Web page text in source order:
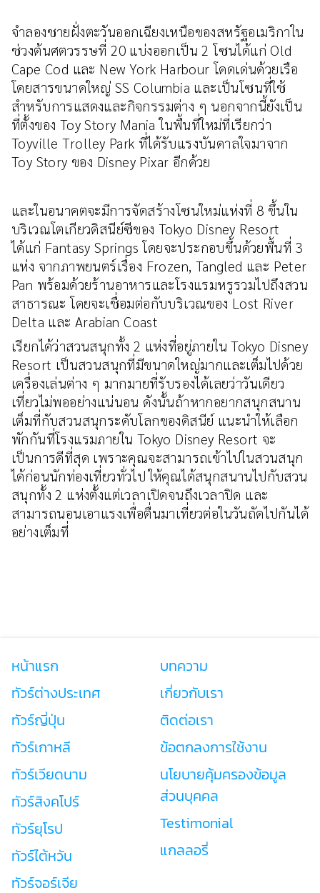
จำลองชายฝั่งตะวันออกเฉียงเหนือของสหรัฐอเมริกาใน
ช่วงต้นศตวรรษที่ 20 แบ่งออกเป็น 2 โซนได้แก่ Old
Cape Cod และ New York Harbour โดดเด่นด้วยเรือ
โดยสารขนาดใหญ่ SS Columbia และเป็นโซนที่ใช้
สำหรับการแสดงและกิจกรรมต่าง ๆ นอกจากนี้ยังเป็น
ที่ตั้งของ Toy Story Mania ในพื้นที่ใหม่ที่เรียกว่า
Toyville Trolley Park ที่ได้รับแรงบันดาลใจมาจาก
Toy Story ของ Disney Pixar อีกด้วย
และในอนาคตจะมีการจัดสร้างโซนใหม่แห่งที่ 8 ขึ้นใน
บริเวณโตเกียวดิสนีย์ซีของ Tokyo Disney Resort
ได้แก่ Fantasy Springs โดยจะประกอบขึ้นด้วยพื้นที่ 3
แห่ง จากภาพยนตร์เรื่อง Frozen, Tangled และ Peter
Pan พร้อมด้วยร้านอาหารและโรงแรมหรูรวมไปถึงสวน
สาธารณะ โดยจะเชื่อมต่อกับบริเวณของ Lost River
Delta และ Arabian Coast
เรียกได้ว่าสวนสนุกทั้ง 2 แห่งที่อยู่ภายใน Tokyo Disney
Resort เป็นสวนสนุกที่มีขนาดใหญ่มากและเต็มไปด้วย
เครื่องเล่นต่าง ๆ มากมายที่รับรองได้เลยว่าวันเดียว
เที่ยวไม่พออย่างแน่นอน ดังนั้นถ้าหากอยากสนุกสนาน
เต็มที่กับสวนสนุกระดับโลกของดิสนีย์ แนะนำให้เลือก
พักกันที่โรงแรมภายใน Tokyo Disney Resort จะ
เป็นการดีที่สุด เพราะคุณจะสามารถเข้าไปในสวนสนุก
ได้ก่อนนักท่องเที่ยวทั่วไป ให้คุณได้สนุกสนานไปกับสวน
สนุกทั้ง 2 แห่งตั้งแต่เวลาเปิดจนถึงเวลาปิด และ
สามารถนอนเอาแรงเพื่อตื่นมาเที่ยวต่อในวันถัดไปกันได้
อย่างเต็มที่
หน้าแรก
ทัวร์ต่างประเทศ
ทัวร์ญี่ปุ่น
ทัวร์เกาหลี
ทัวร์เวียดนาม
ทัวร์สิงคโปร์
ทัวร์ยุโรป
ทัวร์ไต้หวัน
ทัวร์จอร์เจีย
บทความ
เกี่ยวกับเรา
ติดต่อเรา
ข้อตกลงการใช้งาน
นโยบายคุ้มครองข้อมูล
ส่วนบุคคล
Testimonial
แกลลอรี่